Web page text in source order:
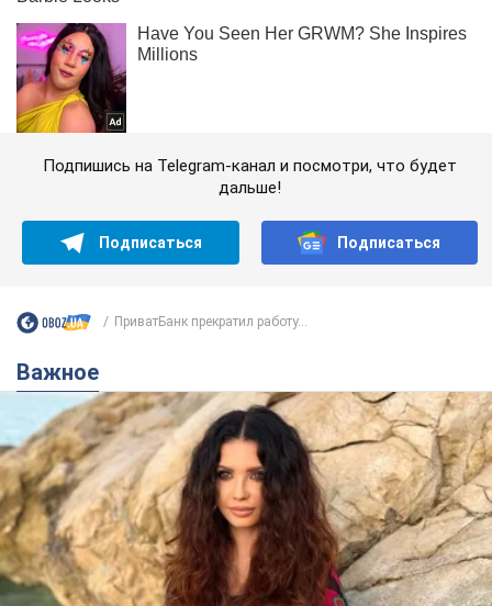
Подпишись на Telegram-канал и посмотри, что будет
дальше!
Подписаться Подписаться
ПриватБанк прекратил работу...
Важное